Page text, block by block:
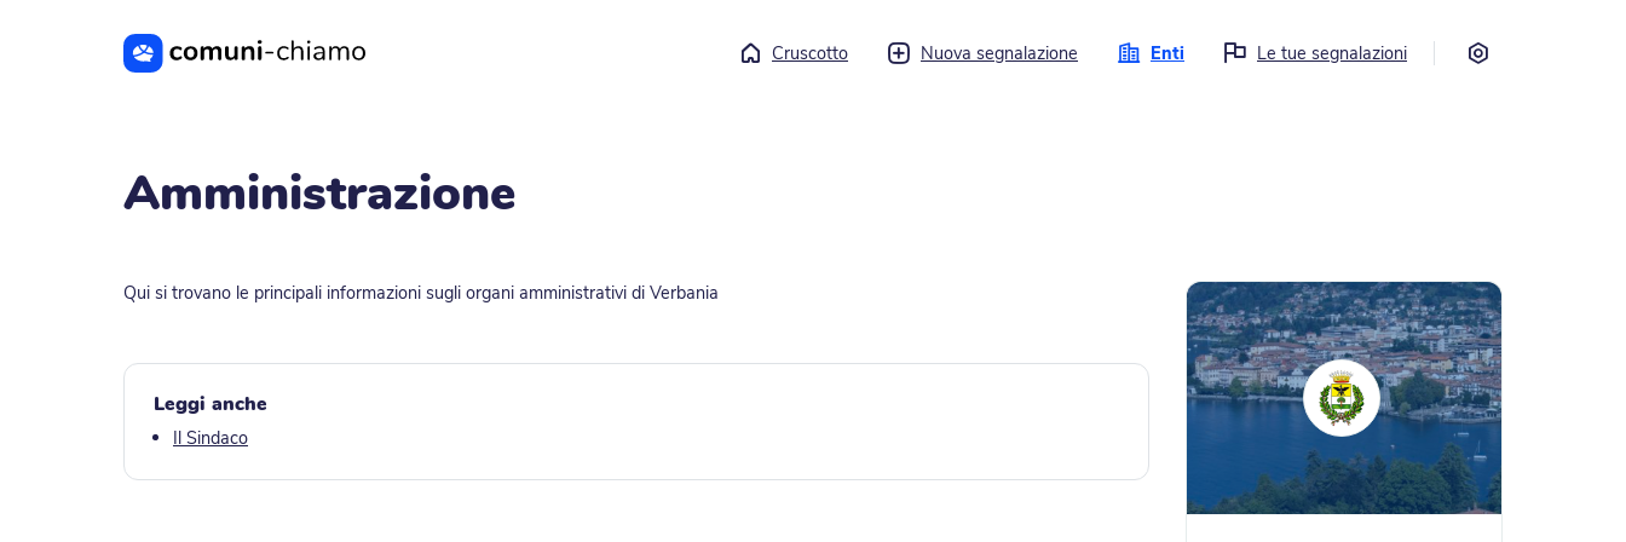
Vai al contenuto principale Cruscotto Nuova segnalazione Enti Le tue segnalazioni
Amministrazione
Qui si trovano le principali informazioni sugli organi amministrativi di Verbania
Leggi anche
Il Sindaco